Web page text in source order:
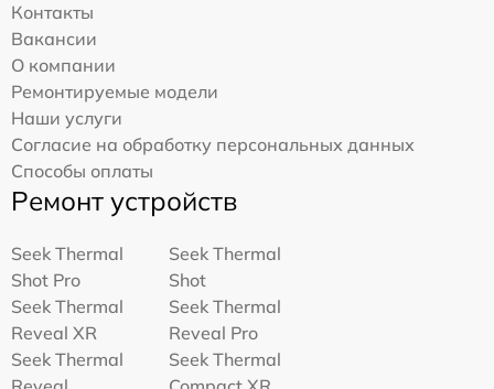
Контакты
Вакансии
О компании
Ремонтируемые модели
Наши услуги
Согласие на обработку персональных данных
Способы оплаты
Ремонт устройств
Seek Thermal
Shot Pro
Seek Thermal
Shot
Seek Thermal
Reveal XR
Seek Thermal
Reveal Pro
Seek Thermal
Seek Thermal